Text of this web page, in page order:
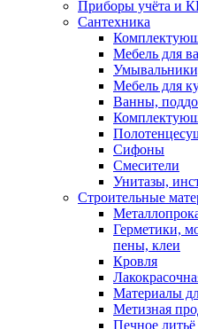
Приборы учёта и
Сантехника
Мебель для
Мебель для
Ванны,
Сифоны
Смесители
Унитазы,
Строительные
Герметики,
пены, клеи
Кровля
Материалы
Метизная
Печное литьё